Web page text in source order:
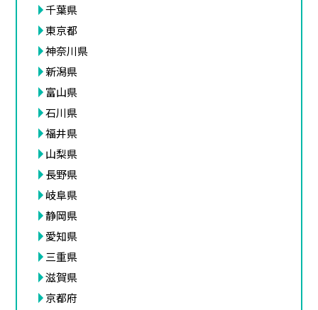
千葉県
東京都
神奈川県
新潟県
富山県
石川県
福井県
山梨県
長野県
岐阜県
静岡県
愛知県
三重県
滋賀県
京都府